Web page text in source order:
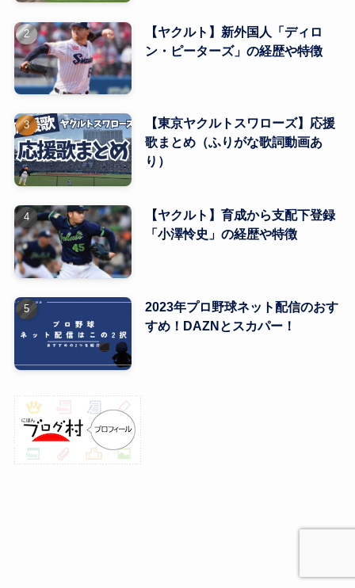
【ヤクルト】新外国人「ディロ
ン・ピーターズ」の経歴や特徴
【東京ヤクルトスワローズ】応援
歌まとめ（ふりがな歌詞動画あ
り）
【ヤクルト】育成から支配下登録
「小澤怜史」の経歴や特徴
2023年プロ野球ネット配信のおす
すめ！DAZNとスカパー！